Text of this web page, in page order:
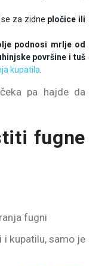
za zidne pločice ili
podnosi mrlje od
površine i tuš
kupatila
pa hajde da
fugne
fugni
i kupatilu, samo je